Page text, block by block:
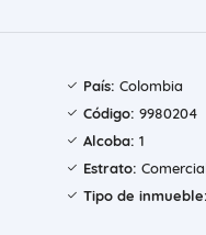
País: Colombia
Código: 9980204
Alcoba: 1
Estrato:
Tipo de inmueble: